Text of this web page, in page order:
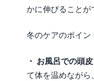
かに伸びることが
冬のケアのポイン
・ お風呂での頭
て体を温めなが